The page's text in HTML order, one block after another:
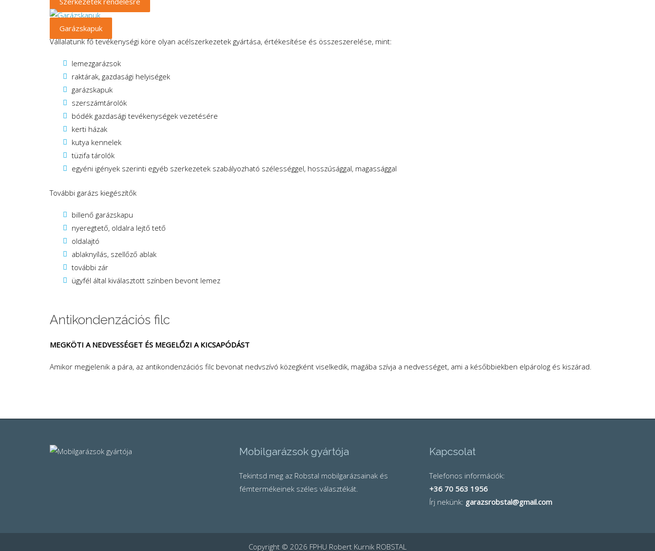
Garázskapuk
Vállalatunk fő tevékenységi köre olyan acélszerkezetek gyártása, értékesítése és összeszerelése, mint:
lemezgarázsok
raktárak, gazdasági helyiségek
garázskapuk
szerszámtárolók
bódék gazdasági tevékenységek vezetésére
kerti házak
kutya kennelek
tüzifa tárolók
egyéni igények szerinti egyéb szerkezetek szabályozható szélességgel, hosszúsággal, magassággal
További garázs kiegészítők
billenő garázskapu
nyeregtető, oldalra lejtő tető
oldalajtó
ablaknyílás, szellőző ablak
további zár
ügyfél által kiválasztott színben bevont lemez
Antikondenzációs filc
MEGKÖTI A NEDVESSÉGET ÉS MEGELŐZI A KICSAPÓDÁST
Amikor megjelenik a pára, az antikondenzációs filc bevonat nedvszívó közegként viselkedik, magába szívja a nedvességet, ami a későbbiekben elpárolog és kiszárad.
Mobilgarázsok gyártója
Tekintsd meg az Robstal mobilgarázsainak és
fémtermékeinek széles választékát.
Kapcsolat
Telefonos információk:
+36 70 563 1956
Írj nekünk: garazsrobstal@gmail.com
Copyright © 2026 FPHU Robert Kurnik ROBSTAL